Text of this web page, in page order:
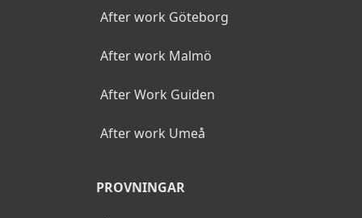
After work Göteborg
After work Malmö
After Work Guiden
After work Umeå
PROVNINGAR